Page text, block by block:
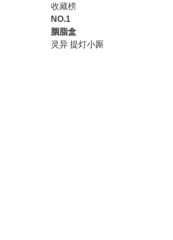
收藏榜
NO.1
胭脂盒
灵异 提灯小厮